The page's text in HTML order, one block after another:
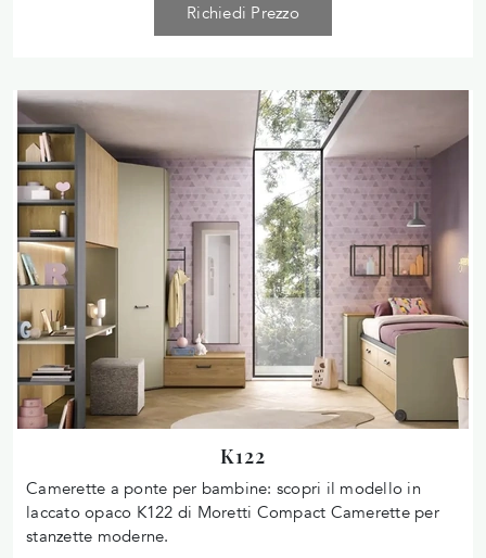
Richiedi Prezzo
K122
Camerette a ponte per bambine: scopri il modello in
laccato opaco K122 di Moretti Compact Camerette per
stanzette moderne.